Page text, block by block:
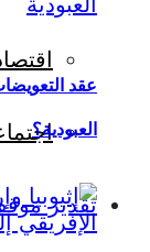
تقدير
عقد
العبودية؟